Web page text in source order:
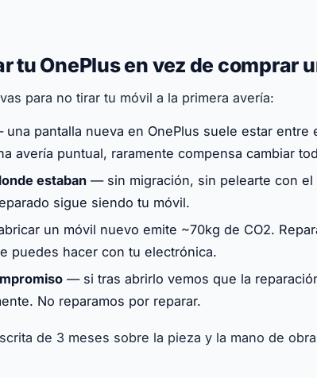
tu OnePlus en vez de comprar
para no tirar tu móvil a la primera avería:
pantalla nueva en OnePlus suele estar
avería puntual, raramente compensa cambiar
estaban — sin migración, sin pelearte con
sigue siendo tu móvil.
un móvil nuevo emite ~70kg de CO2.
puedes hacer con tu electrónica.
— si tras abrirlo vemos que la
No reparamos por reparar.
de 3 meses sobre la pieza y la mano de